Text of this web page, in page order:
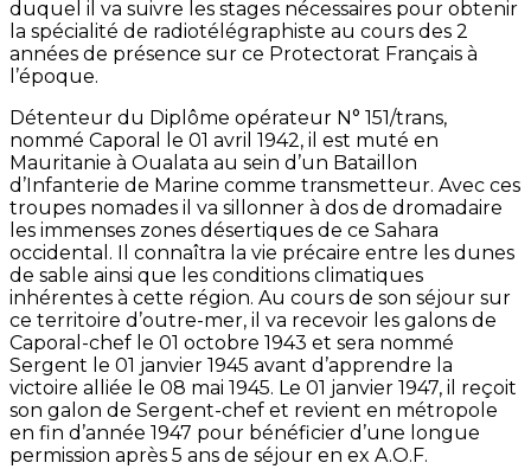
duquel il va suivre les stages nécessaires pour obtenir
la spécialité de radiotélégraphiste au cours des 2
années de présence sur ce Protectorat Français à
l’époque.
Détenteur du Diplôme opérateur N° 151/trans,
nommé Caporal le 01 avril 1942, il est muté en
Mauritanie à Oualata au sein d’un Bataillon
d’Infanterie de Marine comme transmetteur. Avec ces
troupes nomades il va sillonner à dos de dromadaire
les immenses zones désertiques de ce Sahara
occidental. Il connaîtra la vie précaire entre les dunes
de sable ainsi que les conditions climatiques
inhérentes à cette région. Au cours de son séjour sur
ce territoire d’outre-mer, il va recevoir les galons de
Caporal-chef le 01 octobre 1943 et sera nommé
Sergent le 01 janvier 1945 avant d’apprendre la
victoire alliée le 08 mai 1945. Le 01 janvier 1947, il reçoit
son galon de Sergent-chef et revient en métropole
en fin d’année 1947 pour bénéficier d’une longue
permission après 5 ans de séjour en ex A.O.F.